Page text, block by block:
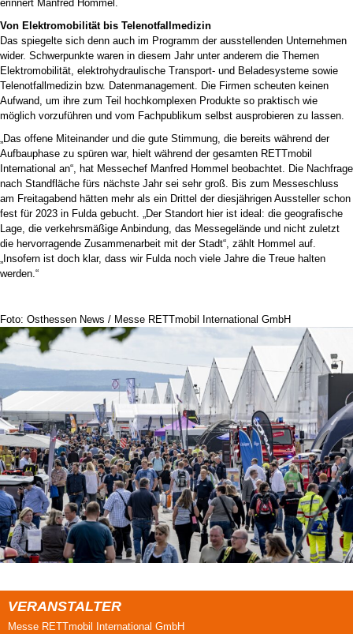
erinnert Manfred Hommel.
Von Elektromobilität bis Telenotfallmedizin
Das spiegelte sich denn auch im Programm der ausstellenden Unternehmen
wider. Schwerpunkte waren in diesem Jahr unter anderem die Themen
Elektromobilität, elektrohydraulische Transport- und Beladesysteme sowie
Telenotfallmedizin bzw. Datenmanagement. Die Firmen scheuten keinen
Aufwand, um ihre zum Teil hochkomplexen Produkte so praktisch wie
möglich vorzuführen und vom Fachpublikum selbst ausprobieren zu lassen.
„Das offene Miteinander und die gute Stimmung, die bereits während der
Aufbauphase zu spüren war, hielt während der gesamten RETTmobil
International an“, hat Messechef Manfred Hommel beobachtet. Die Nachfrage
nach Standfläche fürs nächste Jahr sei sehr groß. Bis zum Messeschluss
am Freitagabend hätten mehr als ein Drittel der diesjährigen Aussteller schon
fest für 2023 in Fulda gebucht. „Der Standort hier ist ideal: die geografische
Lage, die verkehrsmäßige Anbindung, das Messegelände und nicht zuletzt
die hervorragende Zusammenarbeit mit der Stadt“, zählt Hommel auf.
„Insofern ist doch klar, dass wir Fulda noch viele Jahre die Treue halten
werden.“
Foto: Osthessen News / Messe RETTmobil International GmbH
VERANSTALTER
Messe RETTmobil International GmbH